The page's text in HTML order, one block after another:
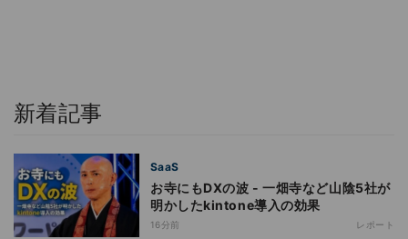
新着記事
SaaS
お寺にもDXの波 - 一畑寺など山陰5社が
明かしたkintone導入の効果
16分前 レポート